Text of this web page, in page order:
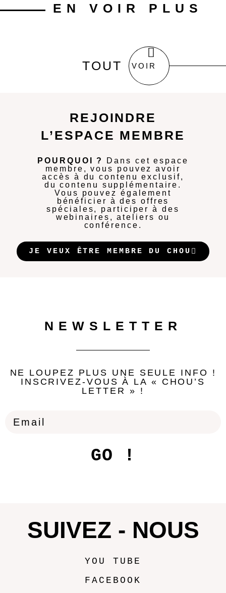
EN VOIR PLUS
TOUT VOIR
REJOINDRE
L’ESPACE MEMBRE
POURQUOI ?
Dans cet espace
membre, vous pouvez avoir
accès à du contenu exclusif,
du contenu supplémentaire.
Vous pouvez également
bénéficier à des offres
spéciales, participer à des
webinaires, ateliers ou
conférence.
JE VEUX ÊTRE MEMBRE DU CHOU
NEWSLETTER
NE LOUPEZ PLUS UNE SEULE INFO !
INSCRIVEZ-VOUS À LA « CHOU’S
LETTER » !
GO !
SUIVEZ - NOUS
YOU TUBE
FACEBOOK